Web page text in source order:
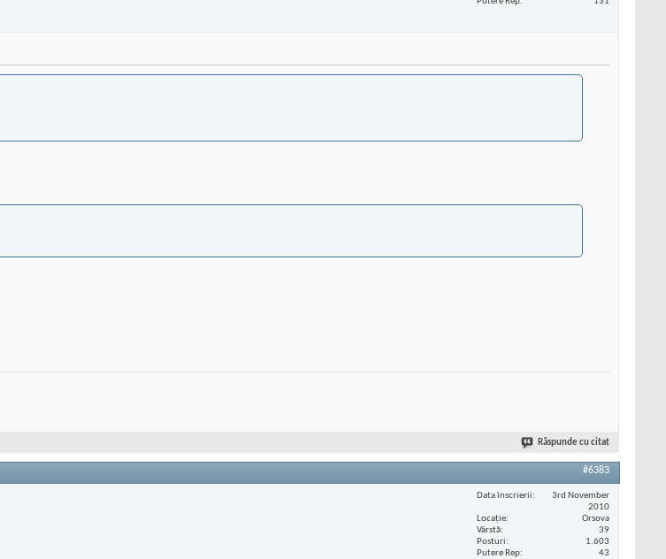
Răspunde cu citat
#6383
Data înscrierii
3rd November
2010
Locaţie
Orsova
Vârstă
39
Posturi
1.603
Putere Rep
43